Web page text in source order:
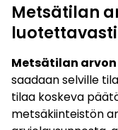
Metsätilan
Metsätilan arvon
saadaan selville
tilaa koskeva
metsäkiinteistön